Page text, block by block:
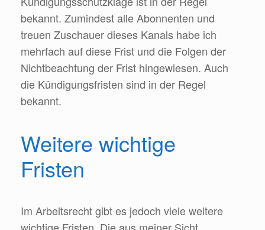
bekannt. Zumindest alle Abonnenten und
treuen Zuschauer dieses Kanals habe ich
mehrfach auf diese Frist und die Folgen der
Nichtbeachtung der Frist hingewiesen. Auch
die Kündigungsfristen sind in der Regel
bekannt.
Weitere wichtige
Fristen
Im Arbeitsrecht gibt es jedoch viele weitere
wichtige Fristen. Die aus meiner Sicht